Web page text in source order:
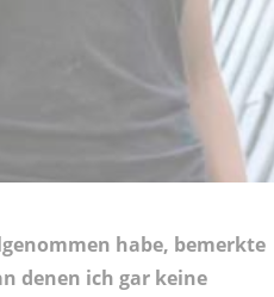
habe, bemerkte
denen ich gar keine